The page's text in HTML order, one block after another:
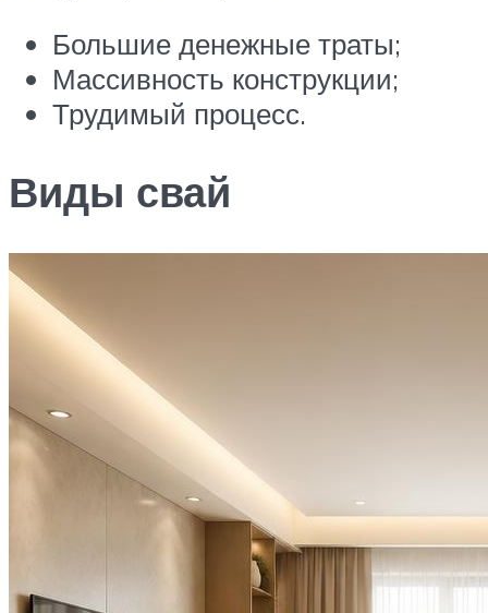
Большие денежные траты;
Массивность конструкции;
Трудимый процесс.
Виды свай